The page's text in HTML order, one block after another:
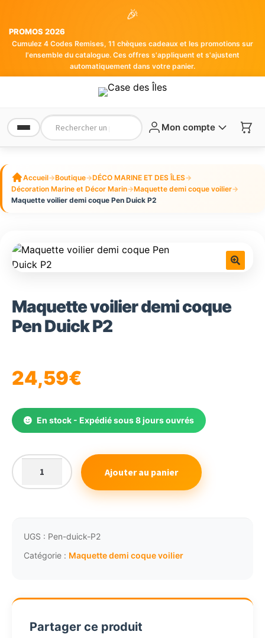
🎉
PROMOS 2026
Cumulez 4 Codes Remises, 11 chèques cadeaux et les promotions sur
l'ensemble du catalogue. Ces offres s'appliquent et s'ajustent
automatiquement dans votre panier.
Mon compte
Accueil→Boutique→DÉCO MARINE ET DES ÎLES→
Décoration Marine et Décor Marin→Maquette demi coque voilier→
Maquette voilier demi coque Pen Duick P2
Maquette voilier demi coque
Pen Duick P2
24,59€
En stock - Expédié sous 8 jours ouvrés
quantité
de
demi
coque
P2
Ajouter au panier
UGS : Pen-duick-P2
Catégorie : Maquette demi coque voilier
Partager ce produit